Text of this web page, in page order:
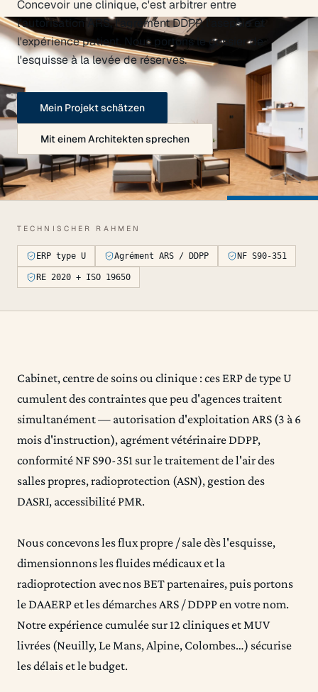
Concevoir une clinique, c'est arbitrer entre
l'autorisation ARS, l'agrément DDPP, l'asepsie et
l'expérience patient. Nous portons le dossier de
l'esquisse à la levée de réserves.
Mein Projekt schätzen
Mit einem Architekten sprechen
TECHNISCHER RAHMEN
ERP type U Agrément ARS / DDPP NF S90-351
RE 2020 + ISO 19650
Cabinet, centre de soins ou clinique : ces ERP de type U
cumulent des contraintes que peu d'agences traitent
simultanément — autorisation d'exploitation ARS (3 à 6
mois d'instruction), agrément vétérinaire DDPP,
conformité NF S90-351 sur le traitement de l'air des
salles propres, radioprotection (ASN), gestion des
DASRI, accessibilité PMR.
Nous concevons les flux propre / sale dès l'esquisse,
dimensionnons les fluides médicaux et la
radioprotection avec nos BET partenaires, puis portons
le DAAERP et les démarches ARS / DDPP en votre nom.
Notre expérience cumulée sur 12 cliniques et MUV
livrées (Neuilly, Le Mans, Alpine, Colombes…) sécurise
les délais et le budget.